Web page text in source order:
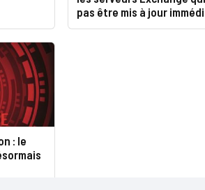
pas être mis à jour
: le